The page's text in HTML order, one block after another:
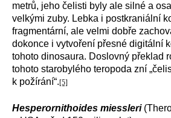
metrů, jeho čelisti byly ale silné a
velkými zuby. Lebka i postkraniální
fragmentární, ale velmi dobře
dokonce i vytvoření přesné digitální
tohoto dinosaura. Doslovný překlad
tohoto starobylého teropoda zní
k požírání“.[5]
Hesperornithoides miessleri